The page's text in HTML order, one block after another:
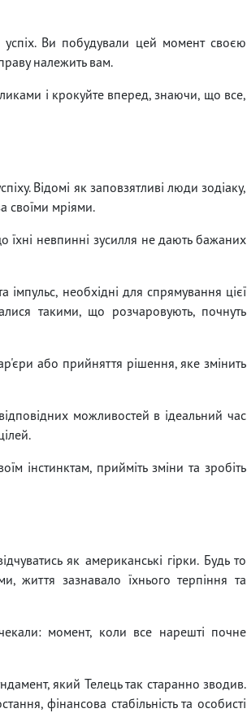
Ви побудували цей момент своєю
належить вам.
і крокуйте вперед, знаючи, що все,
Відомі як заповзятливі люди зодіаку,
своїми мріями.
їхні невпинні зусилля не дають бажаних
необхідні для спрямування цієї
такими, що розчаровують, почнуть
або прийняття рішення, яке змінить
можливостей в ідеальний час
інстинктам, прийміть зміни та зробіть
як американські гірки. Будь то
життя зазнавало їхнього терпіння та
момент, коли все нарешті почне
який Телець так старанно зводив.
фінансова стабільність та особисті